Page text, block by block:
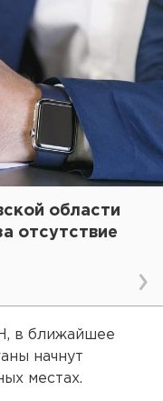
области
отсутствие
в ближайшее
начнут
местах.